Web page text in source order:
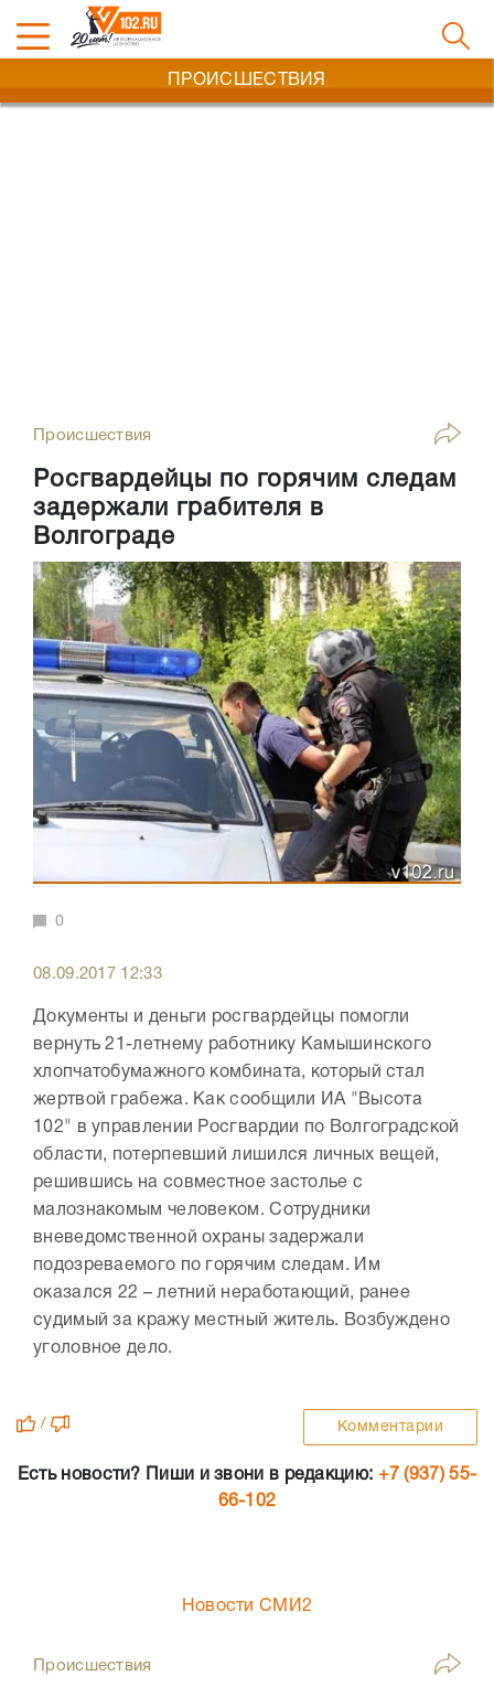
ПРОИСШЕСТВИЯ
Происшествия
Росгвардейцы по горячим следам
задержали грабителя в
Волгограде
0
08.09.2017 12:33
Документы и деньги росгвардейцы помогли
вернуть 21-летнему работнику Камышинского
хлопчатобумажного комбината, который стал
жертвой грабежа. Как сообщили ИА "Высота
102" в управлении Росгвардии по Волгоградской
области, потерпевший лишился личных вещей,
решившись на совместное застолье с
малознакомым человеком. Сотрудники
вневедомственной охраны задержали
подозреваемого по горячим следам. Им
оказался 22 – летний неработающий, ранее
судимый за кражу местный житель. Возбуждено
уголовное дело.
/ Комментарии
Есть новости? Пиши и звони в редакцию: +7 (937) 55-
66-102
Новости СМИ2
Происшествия